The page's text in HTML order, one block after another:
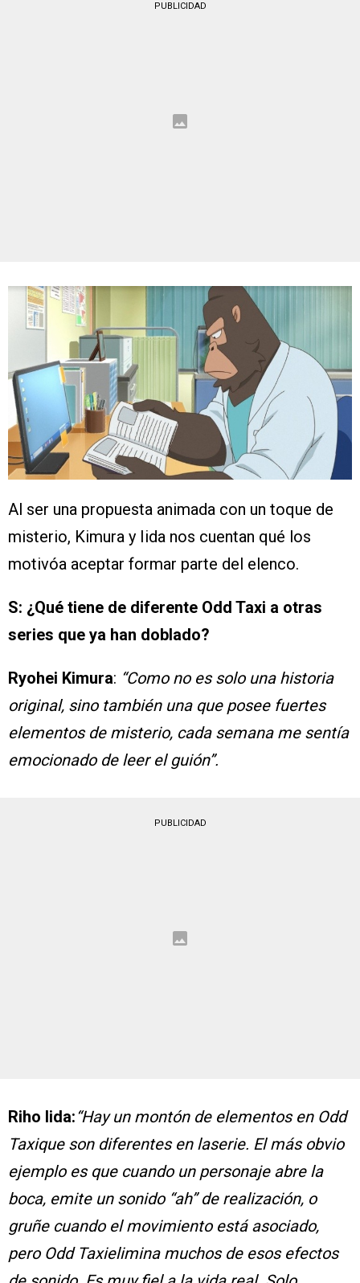
PUBLICIDAD
Al ser una propuesta animada con un toque de
misterio, Kimura y Iida nos cuentan qué los
motivóa aceptar formar parte del elenco.
S: ¿Qué tiene de diferente Odd Taxi a otras
series que ya han doblado?
Ryohei Kimura: “Como no es solo una historia
original, sino también una que posee fuertes
elementos de misterio, cada semana me sentía
emocionado de leer el guión”.
PUBLICIDAD
Riho Iida:“Hay un montón de elementos en Odd
Taxique son diferentes en laserie. El más obvio
ejemplo es que cuando un personaje abre la
boca, emite un sonido “ah” de realización, o
gruñe cuando el movimiento está asociado,
pero Odd Taxielimina muchos de esos efectos